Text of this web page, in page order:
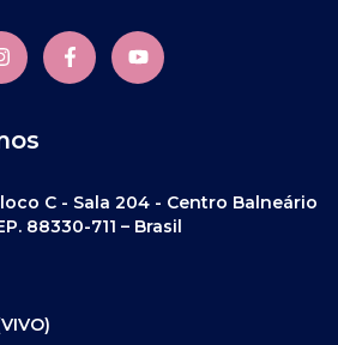
C - Sala 204 - Centro Balneário
88330-711 – Brasil